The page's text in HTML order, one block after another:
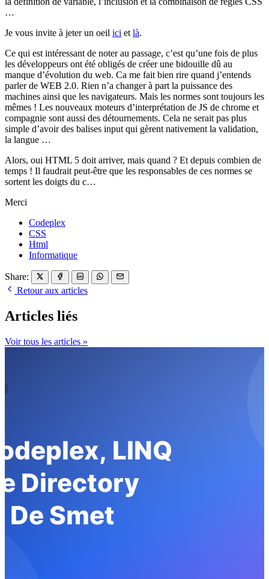
…
Je vous invite à jeter un oeil ici etlà.
Ce qui est intéressant de noter au passage, c’est qu’une fois de plus
les développeurs ont été obligés de créer une bidouille dû au
manque d’évolution du web. Ca me fait bien rire quand j’entends
parler de WEB 2.0. Rien n’a changer à part la puissance des
machines ainsi que les navigateurs. Mais les normes sont toujours les
mêmes ! Les nouveaux moteurs d’interprétation de JS de chrome et
compagnie sont aussi des détournements. Cela ne serait pas plus
simple d’avoir des balises input qui gèrent nativement la validation,
la langue …
Alors, oui HTML 5 doit arriver, mais quand ? Et depuis combien de
temps ! Il faudrait peut-être que les responsables de ces normes se
sortent les doigts du c…
Merci
Codeplex
CSS
Html
Informatique
Share:
Retour aux articles
Articles liés
Voir tous les articles »